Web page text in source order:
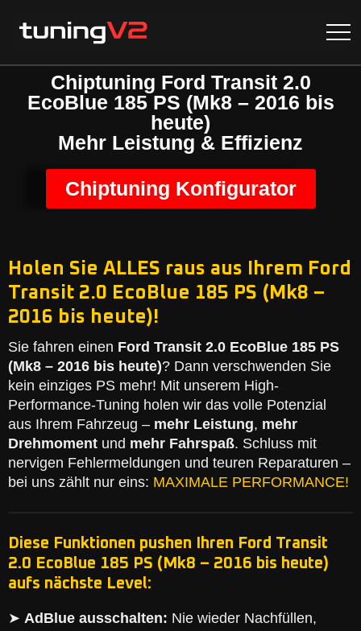
Chiptuning Ford Transit 2.0
EcoBlue 185 PS (Mk8 – 2016 bis
heute)
Mehr Leistung & Effizienz
Chiptuning Konfigurator
Holen Sie ALLES raus aus Ihrem Ford
Transit 2.0 EcoBlue 185 PS (Mk8 –
2016 bis heute)!
Sie fahren einen Ford Transit 2.0 EcoBlue 185 PS
(Mk8 – 2016 bis heute)? Dann verschwenden Sie
kein einziges PS mehr! Mit unserem High-
Performance-Tuning holen wir das volle Potenzial
aus Ihrem Fahrzeug – mehr Leistung, mehr
Drehmoment und mehr Fahrspaß. Schluss mit
nervigen Fehlermeldungen und teuren Reparaturen –
bei uns zählt nur eins: MAXIMALE PERFORMANCE!
Diese Funktionen pushen Ihren Ford Transit
2.0 EcoBlue 185 PS (Mk8 – 2016 bis heute)
aufs nächste Level:
➤ AdBlue ausschalten: Nie wieder Nachfüllen,